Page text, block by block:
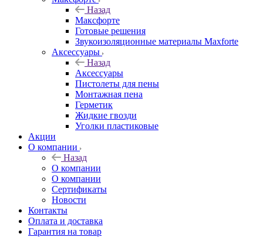
Назад
Максфорте
Готовые решения
Звукоизоляционные материалы Maxforte
Аксессуары
Назад
Аксессуары
Пистолеты для пены
Монтажная пена
Герметик
Жидкие гвозди
Уголки пластиковые
Акции
О компании
Назад
О компании
О компании
Сертификаты
Новости
Контакты
Оплата и доставка
Гарантия на товар